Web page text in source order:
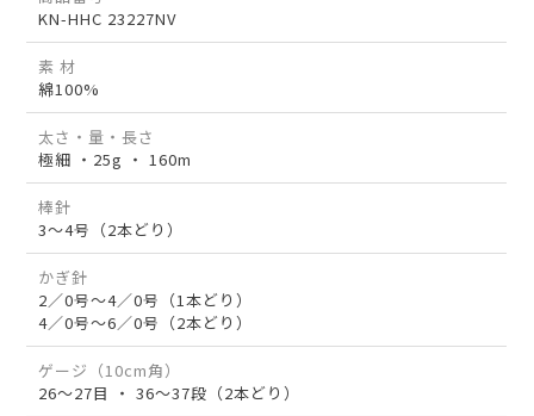
KN-HHC 23227NV
素 材
綿100%
太さ・量・長さ
極細 ・25g ・ 160m
棒針
3～4号（2本どり）
かぎ針
2／0号～4／0号（1本どり）
4／0号～6／0号（2本どり）
ゲージ（10cm角）
26～27目 ・ 36～37段（2本どり）